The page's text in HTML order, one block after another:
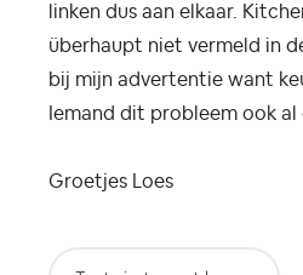
linken dus aan elkaar.
überhaupt niet vermeld in
bij mijn advertentie want
Iemand dit probleem ook
Groetjes Loes